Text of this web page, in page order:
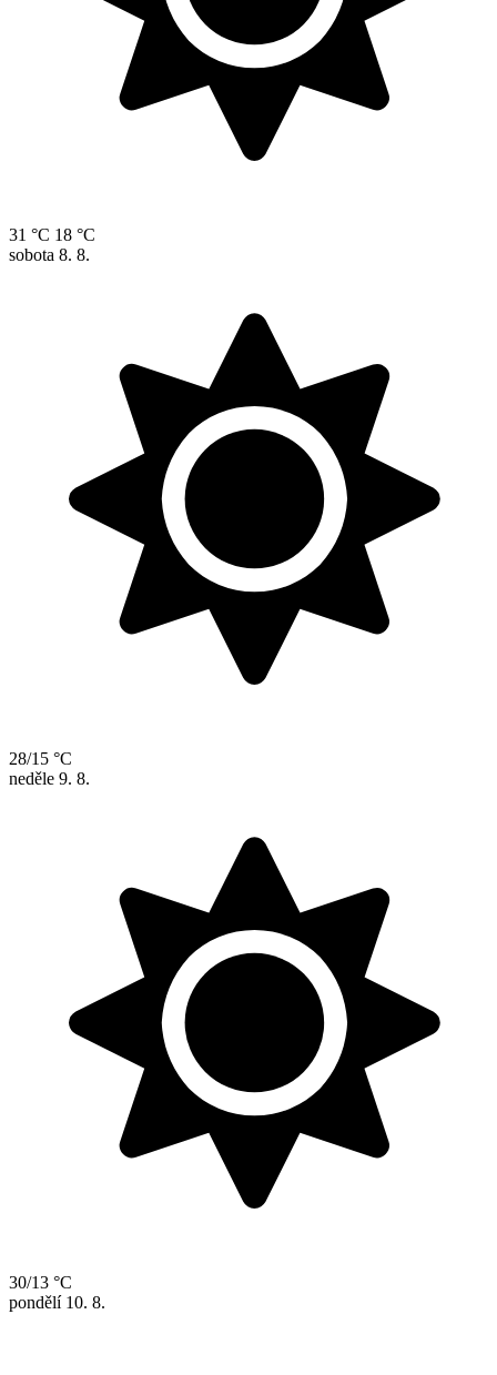
31 °C 18 °C
sobota 8. 8.
28/15 °C
neděle 9. 8.
30/13 °C
pondělí 10. 8.